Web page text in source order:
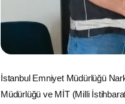
İstanbulEmniyet Müdürlüğü
Müdürlüğü ve MİT(Milli